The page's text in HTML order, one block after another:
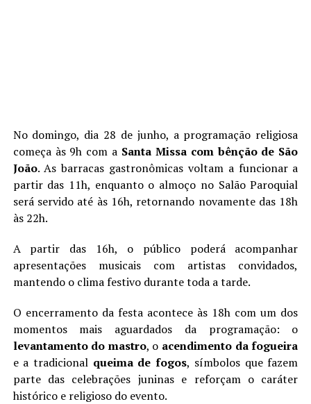
No domingo, dia 28 de junho, a programação religiosa
começa às 9h com a Santa Missa com bênção de São
João. As barracas gastronômicas voltam a funcionar a
partir das 11h, enquanto o almoço no Salão Paroquial
será servido até às 16h, retornando novamente das 18h
às 22h.
A partir das 16h, o público poderá acompanhar
apresentações musicais com artistas convidados,
mantendo o clima festivo durante toda a tarde.
O encerramento da festa acontece às 18h com um dos
momentos mais aguardados da programação: o
levantamento do mastro, o acendimento da fogueira
e a tradicional queima de fogos, símbolos que fazem
parte das celebrações juninas e reforçam o caráter
histórico e religioso do evento.